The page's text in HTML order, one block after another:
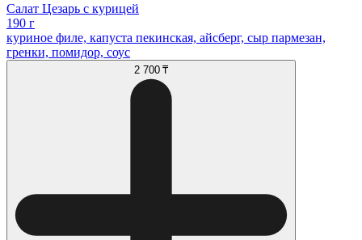
Салат Цезарь с курицей
190 г
куриное филе, капуста пекинская, айсберг, сыр пармезан,
гренки, помидор, соус
2 700 ₸